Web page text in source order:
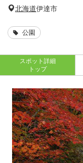
北海道伊達市
公園
スポット詳細
トップ